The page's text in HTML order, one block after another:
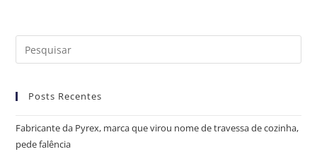
Posts Recentes
Fabricante da Pyrex, marca que virou nome de travessa de cozinha,
pede falência